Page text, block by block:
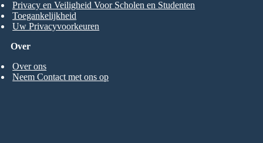
Over
Over ons
Neem Contact met ons op
Privacy en Veiligheid Voor Scholen en Studenten
Toegankelijkheid
Uw Privacyvoorkeuren